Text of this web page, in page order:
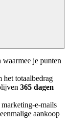
waarmee je punten
het totaalbedrag
365 dagen
e-mails
aankoop